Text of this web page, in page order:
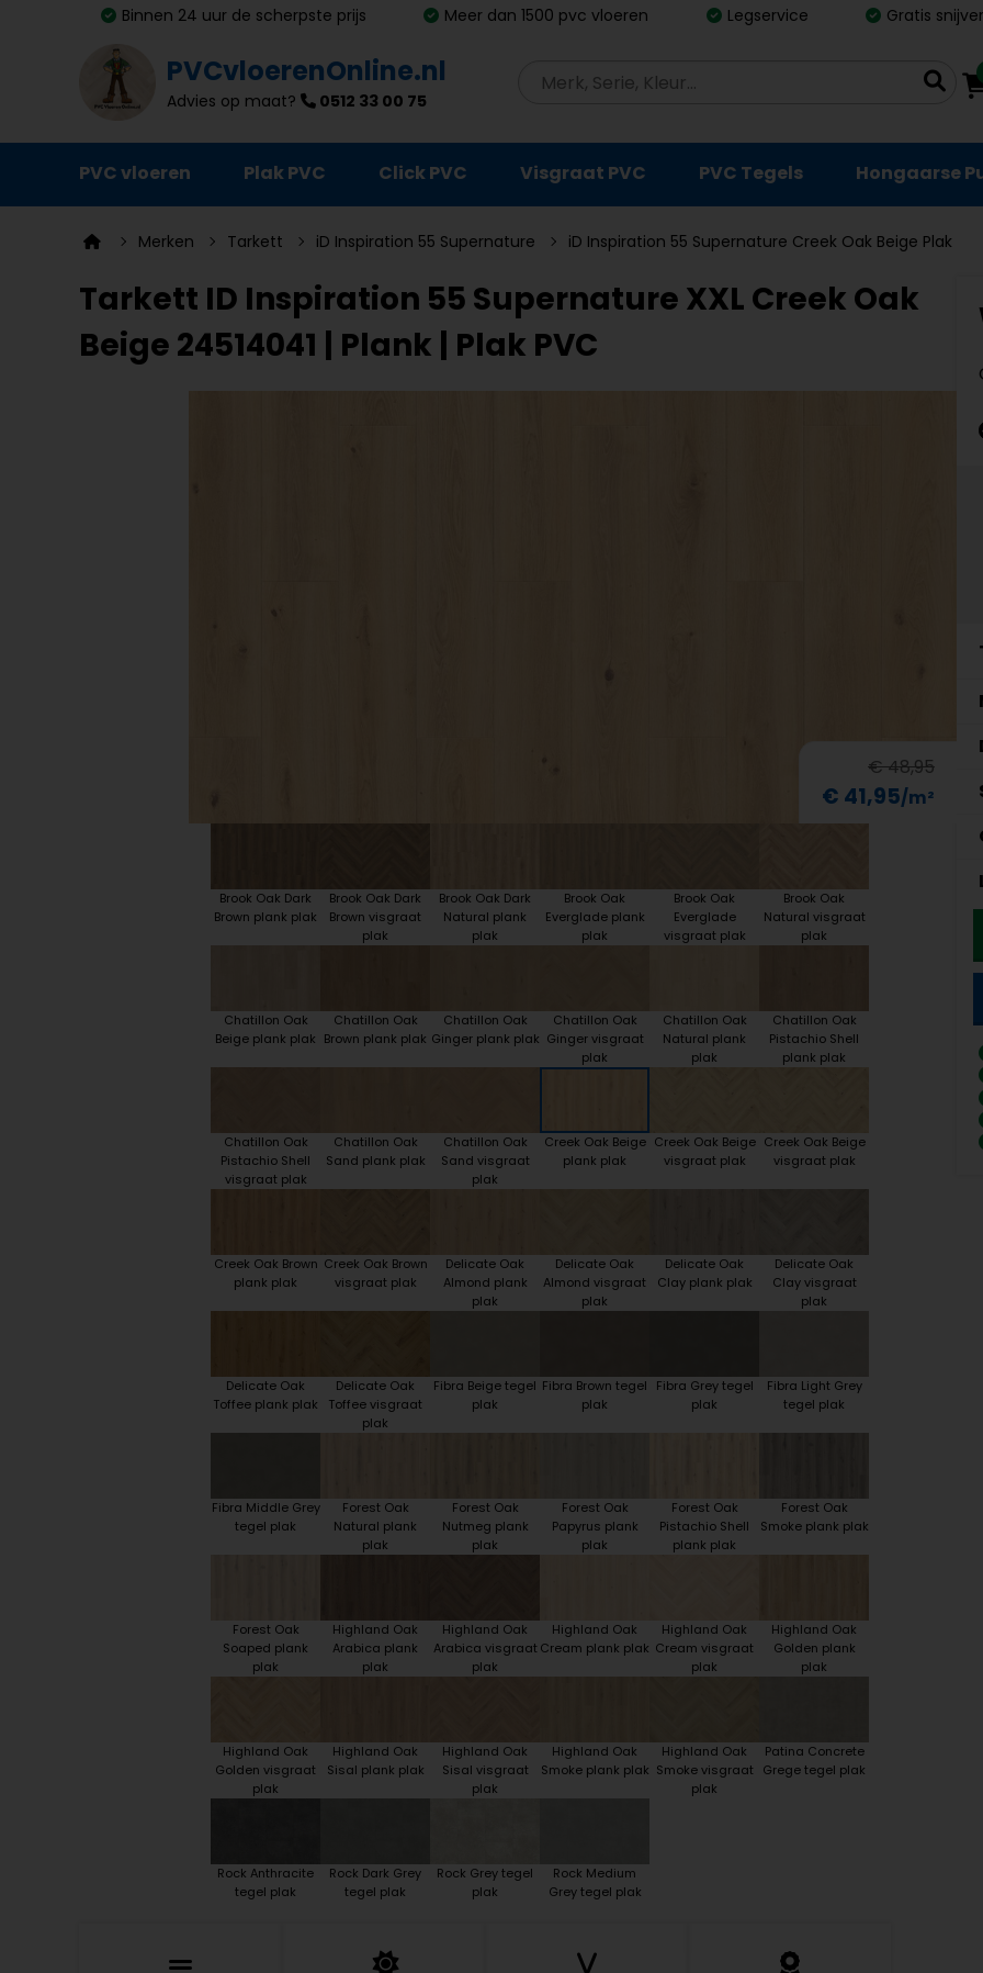
Binnen 24 uur de scherpste prijs Meer dan 1500 pvc vloeren Legservice Gratis
PVCvloerenOnline.nl
Advies op maat? 0512 33 00 75
PVC vloeren Plak PVC Click PVC Visgraat PVC PVC Tegels Hongaarse
Ondervloeren
Plinten
Deurmatten
Vloer- en trapprofielen
Merken Tarkett iD Inspiration 55 Supernature iD Inspiration 55 Supernature Creek Oak Beige Plak
Tarkett ID Inspiration 55 Supernature XXL Creek Oak
Beige 24514041 | Plank | Plak PVC
€ 48,95
€ 41,95
Brook Oak Dark
Brown plank plak
Brook Oak Dark
Brown visgraat
plak
Brook Oak Dark
Natural plank
plak
Brook Oak
Everglade plank
plak
Brook Oak
Everglade
visgraat plak
Brook Oak
Natural visgraat
plak
Chatillon Oak
Beige plank plak
Chatillon Oak
Brown plank plak
Chatillon Oak
Ginger plank plak
Chatillon Oak
Ginger visgraat
plak
Chatillon Oak
Natural plank
plak
Chatillon Oak
Pistachio Shell
plank plak
Chatillon Oak
Pistachio Shell
visgraat plak
Chatillon Oak
Sand plank plak
Chatillon Oak
Sand visgraat
plak
Creek Oak Beige
plank plak
Creek Oak Beige
visgraat plak
Creek Oak Beige
visgraat plak
Creek Oak Brown
plank plak
Creek Oak Brown
visgraat plak
Delicate Oak
Almond plank
plak
Delicate Oak
Almond visgraat
plak
Delicate Oak
Clay plank plak
Delicate Oak
Clay visgraat
plak
Delicate Oak
Toffee plank plak
Delicate Oak
Toffee visgraat
plak
Fibra Beige tegel
plak
Fibra Brown tegel
plak
Fibra Grey tegel
plak
Fibra Light Grey
tegel plak
Fibra Middle Grey
tegel plak
Forest Oak
Natural plank
plak
Forest Oak
Nutmeg plank
plak
Forest Oak
Papyrus plank
plak
Forest Oak
Pistachio Shell
plank plak
Forest Oak
Smoke plank plak
Forest Oak
Soaped plank
plak
Highland Oak
Arabica plank
plak
Highland Oak
Arabica visgraat
plak
Highland Oak
Cream plank plak
Highland Oak
Cream visgraat
plak
Highland Oak
Golden plank
plak
Highland Oak
Golden visgraat
plak
Highland Oak
Sisal plank plak
Highland Oak
Sisal visgraat
plak
Highland Oak
Smoke plank plak
Highland Oak
Smoke visgraat
plak
Patina Concrete
Grege tegel plak
Rock Anthracite
tegel plak
Rock Dark Grey
tegel plak
Rock Grey tegel
plak
Rock Medium
Grey tegel plak